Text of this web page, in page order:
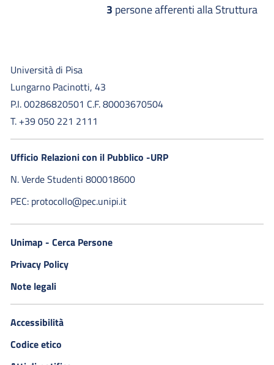
3 persone afferenti alla Struttura
Università di Pisa
Lungarno Pacinotti, 43
P.I. 00286820501 C.F. 80003670504
T. +39 050 221 2111
Ufficio Relazioni con il Pubblico -URP
N. Verde Studenti 800018600​
PEC: protocollo@pec.unipi.it
Unimap - Cerca Persone
Privacy Policy
Note legali
Accessibilità
Codice etico